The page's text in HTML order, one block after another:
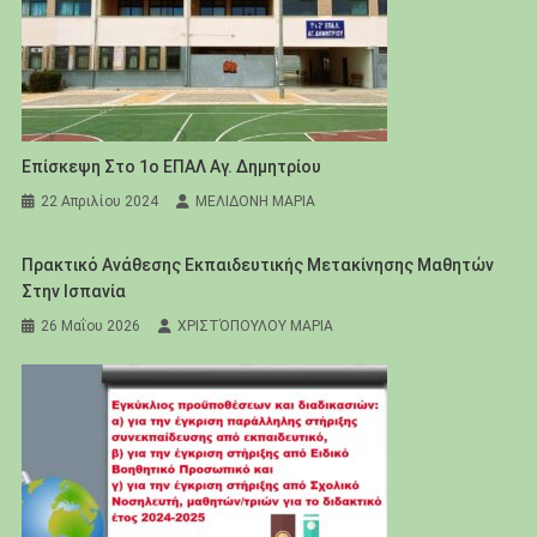
Επίσκεψη Στο 1ο ΕΠΑΛ Αγ. Δημητρίου
22 Απριλίου 2024 ΜΕΛΙΔΟΝΗ ΜΑΡΙΑ
Πρακτικό Ανάθεσης Εκπαιδευτικής Μετακίνησης Μαθητών
Στην Ισπανία
26 Μαΐου 2026 ΧΡΙΣΤΌΠΟΥΛΟΥ ΜΑΡΙΑ